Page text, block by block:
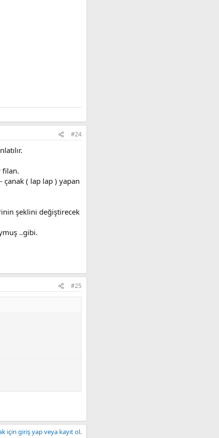
#24
filan.
çanak ( lap lap ) yapan
şeklini değiştirecek
..gibi.
#25
için giriş yap veya kayıt ol.